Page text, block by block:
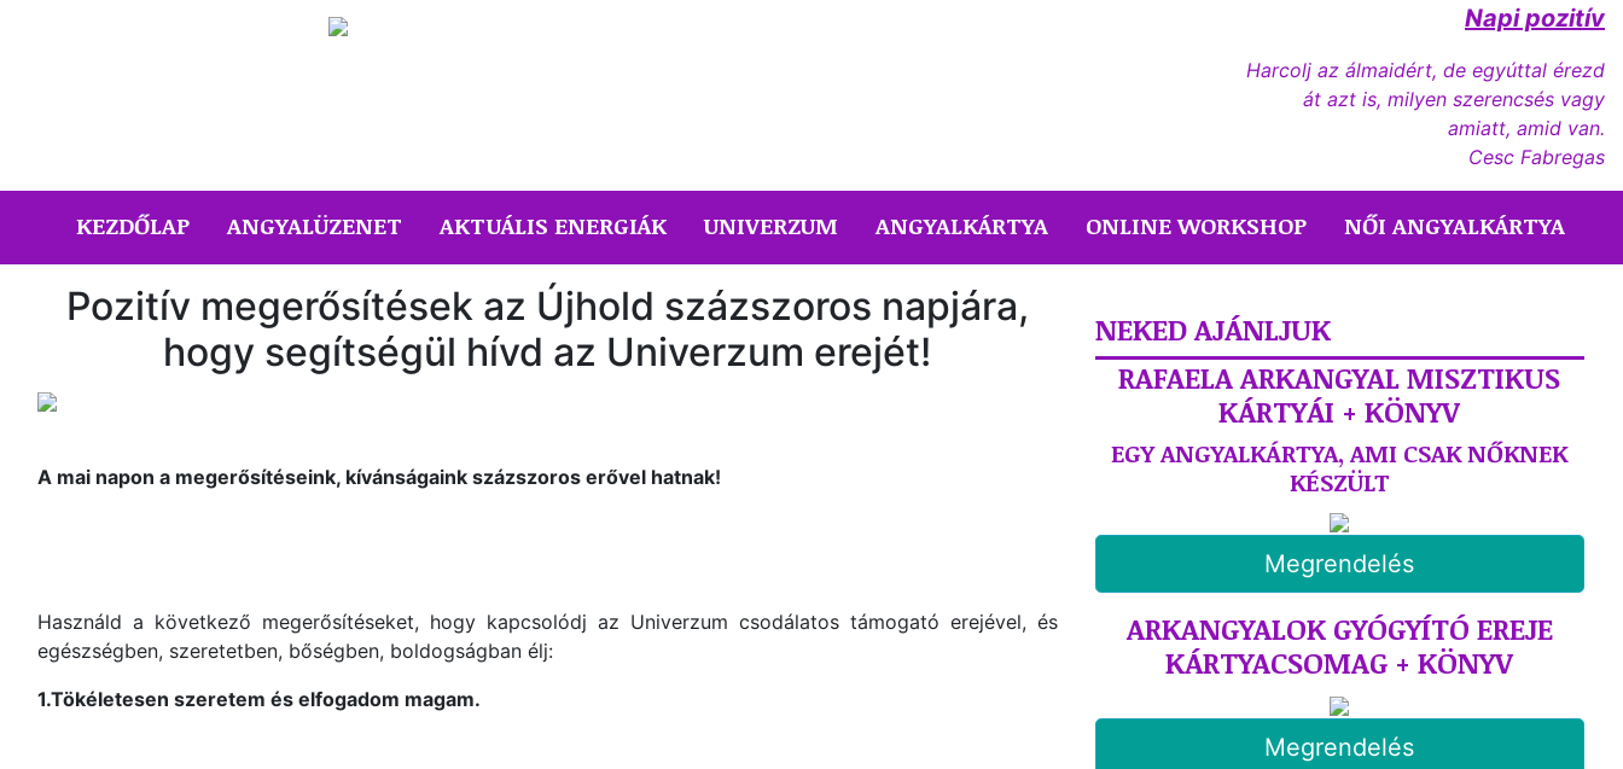
Napi pozitív
Harcolj az álmaidért, de egyúttal érezd
át azt is, milyen szerencsés vagy
amiatt, amid van.
Cesc Fabregas
KEZDŐLAP(CURRENT)
ANGYALÜZENET AKTUÁLIS ENERGIÁK UNIVERZUM ANGYALKÁRTYA ONLINE WORKSHOP NŐI ANGYALKÁRTYA
Pozitív megerősítések az Újhold százszoros napjára,
hogy segítségül hívd az Univerzum erejét!
A mai napon a megerősítéseink, kívánságaink százszoros erővel hatnak!
Használd a következő megerősítéseket, hogy kapcsolódj az Univerzum csodálatos támogató erejével, és
egészségben, szeretetben, bőségben, boldogságban élj:
1.Tökéletesen szeretem és elfogadom magam.
NEKED AJÁNLJUK
RAFAELA ARKANGYAL MISZTIKUS
KÁRTYÁI + KÖNYV
EGY ANGYALKÁRTYA, AMI CSAK NŐKNEK
KÉSZÜLT
Megrendelés
ARKANGYALOK GYÓGYÍTÓ EREJE
KÁRTYACSOMAG + KÖNYV
Megrendelés